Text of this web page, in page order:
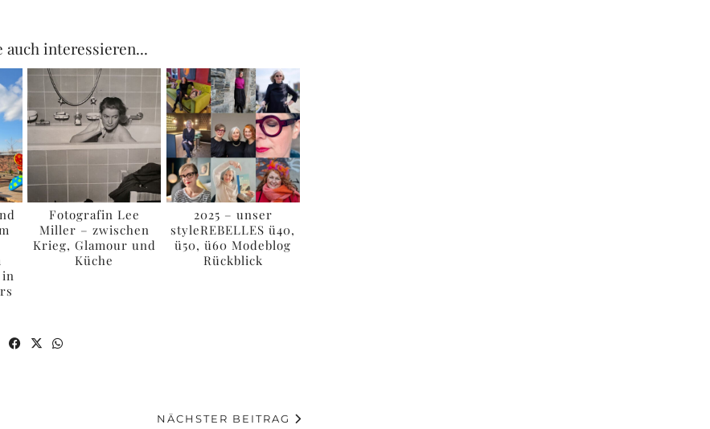
auch interessieren...
in
Fotografin Lee
Miller – zwischen
Krieg, Glamour und
Küche
2025 – unser
styleREBELLES ü40,
ü50, ü60 Modeblog
Rückblick
NÄCHSTER BEITRAG